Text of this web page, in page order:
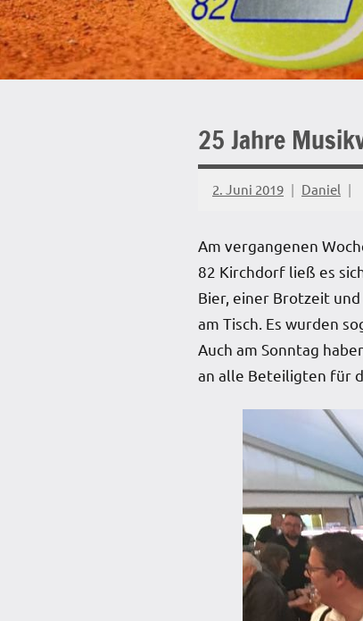
25 Jahre
2. Juni 2019 Daniel
Am vergangenen
82 Kirchdorf ließ es
Bier, einer Brotzeit
am Tisch. Es wurden
Auch am Sonntag
an alle Beteiligten für